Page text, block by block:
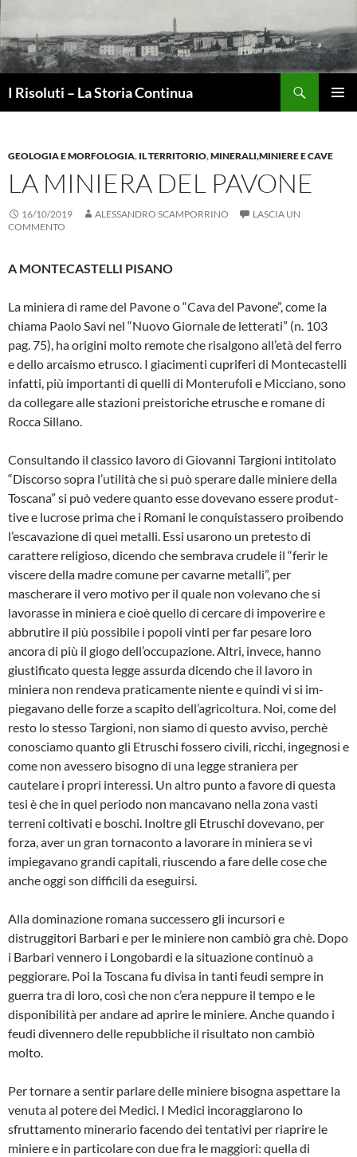
Vai
contenuto
I Risoluti – La Storia Continua
GEOLOGIA E MORFOLOGIA, IL TERRITORIO,MINERALI,MINIERE E CAVE
LA MINIERA DEL PAVONE
16/10/2019 ALESSANDRO SCAMPORRINO
LASCIA UN
COMMENTO
A MONTECASTELLI PISANO
La miniera di rame del Pavone o “Cava del Pavone”, come la
chiama Paolo Savi nel “Nuovo Giornale de letterati” (n. 103
pag. 75), ha origini molto remote che risalgono all’età del ferro
e dello arcaismo etrusco. I giaci­menti cupriferi di Montecastelli
infatti, più importanti di quelli di Monterufoli e Micciano, sono
da collegare alle stazio­ni preistoriche etrusche e romane di
Rocca Sillano.
Consultando il classico lavoro di Giovanni Targioni intitolato
“Discorso sopra l’utilità che si può sperare dalle miniere della
Toscana” si può vedere quanto esse dovevano essere produt­
tive e lucrose prima che i Romani le conquistassero proibendo
l’escavazione di quei metalli. Essi usarono un pretesto di
carattere religioso, dicendo che sem­brava crudele il “ferir le
viscere della madre comune per cavarne metalli”, per
mascherare il vero motivo per il quale non volevano che si
lavorasse in minie­ra e cioè quello di cercare di impoverire e
abbrutire il più possibile i popoli vinti per far pesare loro
ancora di più il giogo dell’occupazione. Altri, invece, hanno
giustificato questa legge assurda dicen­do che il lavoro in
miniera non rendeva praticamente niente e quindi vi si im­
piegavano delle forze a scapito dell’agri­coltura. Noi, come del
resto lo stesso Targioni, non siamo di questo avviso, perchè
conosciamo quanto gli Etruschi fossero civili, ricchi, ingegnosi e
come non avessero bisogno di una legge straniera per
cautelare i propri interessi. Un altro punto a favore di questa
tesi è che in quel periodo non mancavano nella zona vasti
terreni coltivati e boschi. Inoltre gli Etruschi dovevano, per
forza, aver un gran tornaconto a lavorare in miniera se vi
impiegavano grandi ca­pitali, riuscendo a fare delle cose che
anche oggi son difficili da eseguirsi.
Alla dominazione romana successe­ro gli incursori e
distruggitori Barbari e per le miniere non cambiò gra chè. Dopo
i Barbari vennero i Longobardi e la situazione continuò a
peggiorare. Poi la Toscana fu divisa in tanti feudi sem­pre in
guerra tra di loro, così che non c’era neppure il tempo e le
disponibilità per andare ad aprire le miniere. Anche quando i
feudi divennero delle repub­bliche il risultato non cambiò
molto.
Per tornare a sentir parlare delle miniere bisogna aspettare la
venuta al potere dei Medici. I Medici incoraggia­rono lo
sfruttamento minerario facendo dei tentativi per riaprire le
miniere e in particolare con due fra le maggiori: quella di